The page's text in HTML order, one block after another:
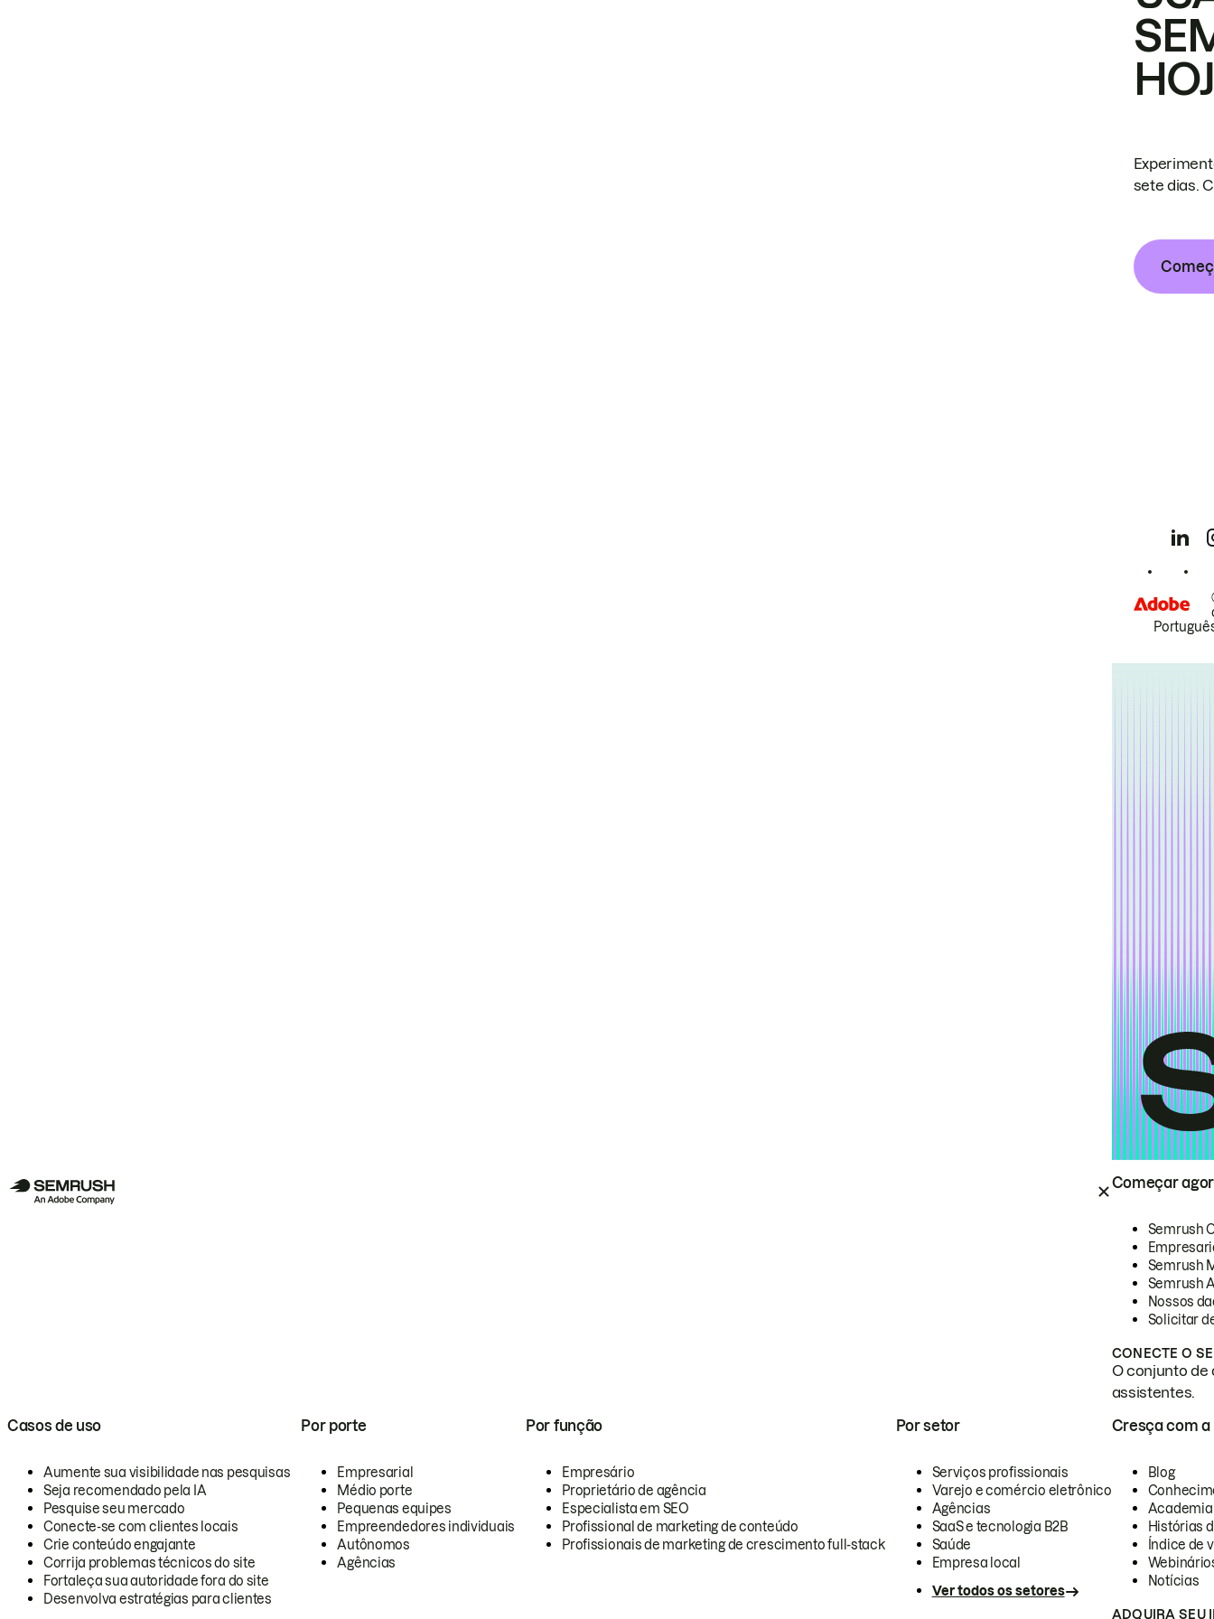
Começar
Semrush
Semrush
Semrush
Nossos
Solicitar
CONECTE O
O conjunto de
assistentes.
Casos de uso
Aumente sua visibilidade nas pesquisas
Seja recomendado pela IA
Pesquise seu mercado
Conecte-se com clientes locais
Crie conteúdo engajante
Corrija problemas técnicos do site
Fortaleça sua autoridade fora do site
Desenvolva estratégias para clientes
Por porte
Empresarial
Médio porte
Pequenas equipes
Empreendedores individuais
Autônomos
Agências
Por função
Empresário
Proprietário de agência
Especialista em SEO
Profissional de marketing de conteúdo
Profissionais de marketing de crescimento full-stack
Por setor
Serviços profissionais
Varejo e comércio eletrônico
Agências
SaaS e tecnologia B2B
Saúde
Empresa local
Ver todos os setores
Cresça com a
Blog
Academia
Histórias
Índice de
Notícias
ADQUIRA SEU
sete dias.